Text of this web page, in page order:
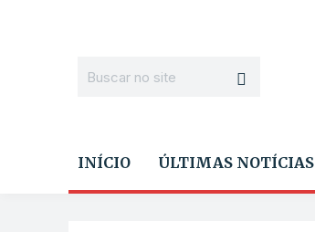
INÍCIO ÚLTIMAS NOTÍCIAS